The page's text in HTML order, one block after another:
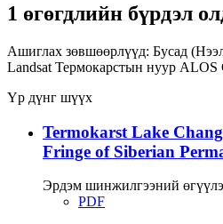
1 өгөгдлийн бүрдэл
Ашиглах зөвшөөрлүүд: Бусад
Landsat Термокарстын нуур ALOS
Үр дүнг шүүх
Termokarst Lake
Fringe of Siberian
Эрдэм шинжилгээний
PDF